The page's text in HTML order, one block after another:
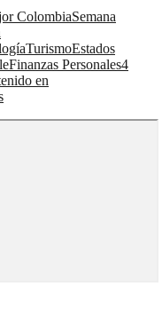
ColombiaSemana
TurismoEstados
Finanzas Personales4
en